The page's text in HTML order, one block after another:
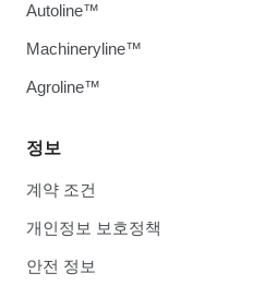
정보
계약 조건
개인정보 보호정책
안전 정보
Autoline™
Machineryline™
Agroline™